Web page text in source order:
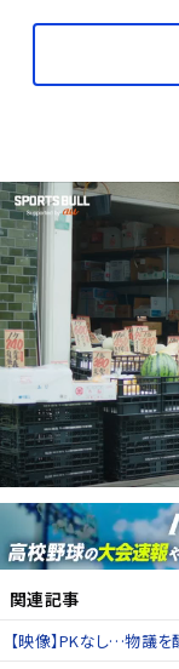
関連記事
【映像】PKなし…物議を